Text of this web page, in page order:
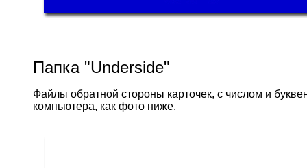
Папка "Underside"
Файлы обратной стороны карточек, с числом и
компьютера, как фото ниже.